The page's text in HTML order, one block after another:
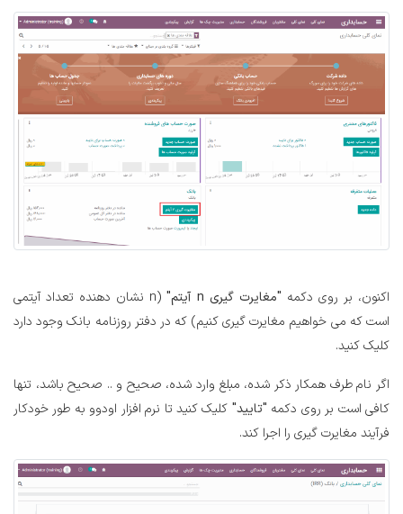
اکنون، بر روی دکمه "مغایرت گیری n آیتم"
(n نشان دهنده تعداد آیتمی
است که می خواهیم مغایرت گیری کنیم) که در دفتر روزنامه بانک وجود دارد
کلیک کنید.
اگر نام طرف همکار ذکر شده، مبلغ وارد شده، صحیح و .. صحیح باشد، تنها
کافی است بر روی دکمه "تایید" کلیک کنید تا نرم افزار اودوو به طور خودکار
فرآیند مغایرت گیری را اجرا کند.